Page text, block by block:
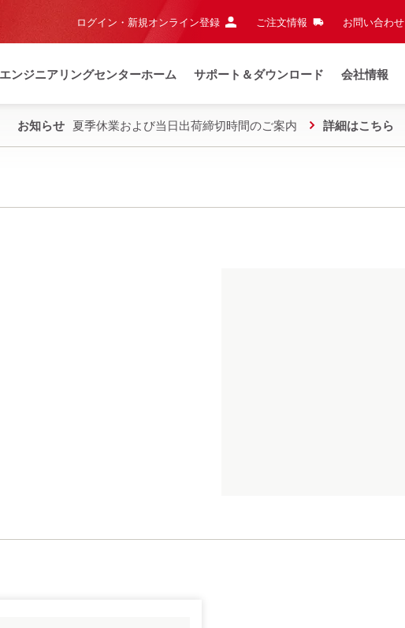
ログイン・新規オンライン登録 ご注文情報 お問い合わせ‎
エンジニアリングセンターホーム サポート＆ダウンロード 会社情報
お知らせ 夏季休業および当日出荷締切時間のご案内 詳細はこちら